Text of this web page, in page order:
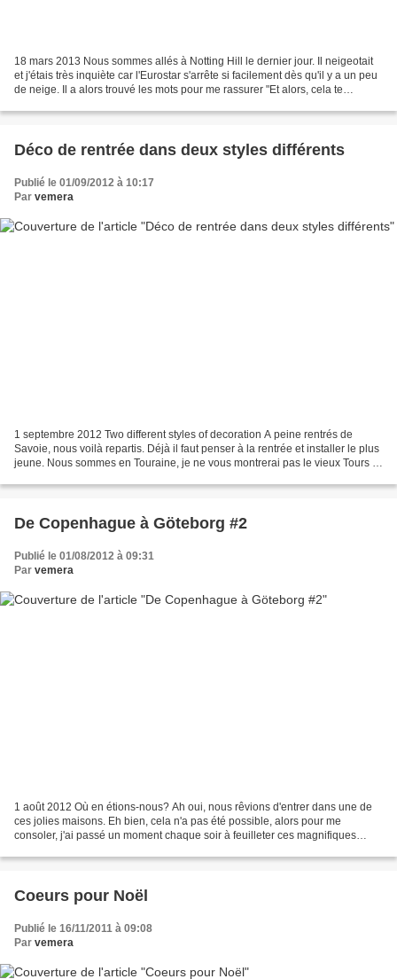
18 mars 2013 Nous sommes allés à Notting Hill le dernier jour. Il neigeotait
et j'étais très inquiète car l'Eurostar s'arrête si facilement dès qu'il y a un peu
de neige. Il a alors trouvé les mots pour me rassurer "Et alors, cela te
Déco de rentrée dans deux styles différents
Publié le 01/09/2012 à 10:17
Par vemera
1 septembre 2012 Two different styles of decoration A peine rentrés de
Savoie, nous voilà repartis. Déjà il faut penser à la rentrée et installer le plus
jeune. Nous sommes en Touraine, je ne vous montrerai pas le vieux Tours ni
De Copenhague à Göteborg #2
Publié le 01/08/2012 à 09:31
Par vemera
1 août 2012 Où en étions-nous? Ah oui, nous rêvions d'entrer dans une de
ces jolies maisons. Eh bien, cela n'a pas été possible, alors pour me
consoler, j'ai passé un moment chaque soir à feuilleter ces magnifiques
Coeurs pour Noël
Publié le 16/11/2011 à 09:08
Par vemera